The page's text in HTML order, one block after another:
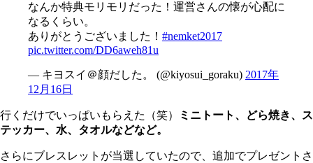
なんか特典モリモリだった！運営さんの懐が心配に
なるくらい。
ありがとうございました！ #nemket2017
pic.twitter.com/DD6aweh81u
— キヨスイ＠顔だした。 (@kiyosui_goraku) 2017年
12月16日
行くだけでいっぱいもらえた（笑）
ミニトート、どら焼き、ス
テッカー、水、タオルなどなど。
さらにブレスレットが当選していたので、追加でプレゼントさ